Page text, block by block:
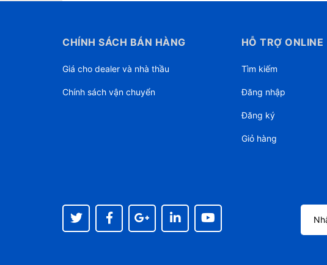
CHÍNH SÁCH BÁN HÀNG
Giá cho dealer và nhà thầu
Chính sách vận chuyển
HỖ TRỢ ONLINE
Tìm kiếm
Đăng nhập
Đăng ký
Giỏ hàng